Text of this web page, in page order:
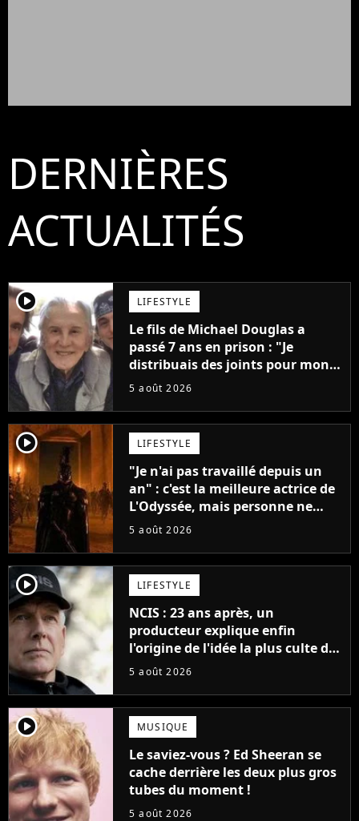
DERNIÈRES
ACTUALITÉS
player2 LIFESTYLE
Le fils de Michael Douglas a
passé 7 ans en prison : "Je
distribuais des joints pour mon
père"
5 août 2026
player2 LIFESTYLE
"Je n'ai pas travaillé depuis un
an" : c'est la meilleure actrice de
L'Odyssée, mais personne ne
veut lui donner de rôle au
5 août 2026
player2 LIFESTYLE
NCIS : 23 ans après, un
producteur explique enfin
l'origine de l'idée la plus culte de
la série (et on ne parle pas du
5 août 2026
player2 MUSIQUE
Le saviez-vous ? Ed Sheeran se
cache derrière les deux plus gros
tubes du moment !
5 août 2026